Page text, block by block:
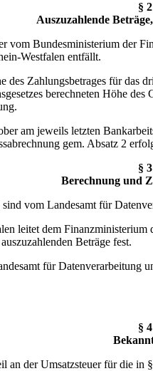
§ 2
Auszuzahlende
Bundesministerium der
Westfalen entfällt.
Zahlungsbetrages für
berechneten Höhe
am jeweils letzten
gem. Absatz 2
§ 3
Berechnung und
vom Landesamt für
leitet dem
Beträge fest.
für
§ 4
der Umsatzsteuer für die in